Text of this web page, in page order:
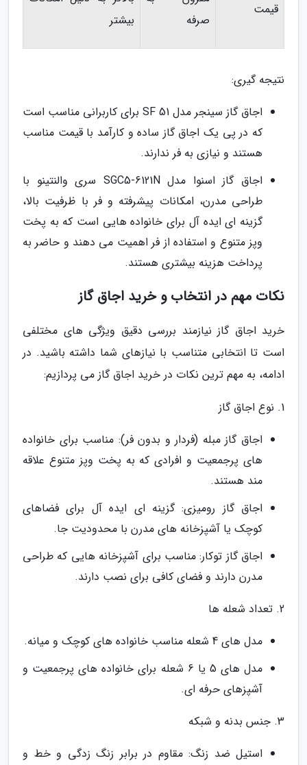
قیمت
صرفه
بیشتر
نتیجه گیری:
اجاق گاز سینجر مدل SF 51 برای کاربرانی مناسب است
که در پی یک اجاق گاز ساده و کارآمد با قیمت مناسب
هستند و نیازی به فر ندارند.
اجاق گاز اسنوا مدل SGC5-6121N سری والنتینو با
طراحی مدرن، امکانات پیشرفته و فر با ظرفیت بالا،
گزینه ای ایده آل برای خانواده هایی است که به پخت
وپز متنوع و استفاده از فر اهمیت می دهند و حاضر به
پرداخت هزینه بیشتری هستند.
نکات مهم در انتخاب و خرید اجاق گاز
خرید اجاق گاز نیازمند بررسی دقیق ویژگی های مختلفی
است تا انتخابی متناسب با نیازهای شما داشته باشید. در
ادامه، به مهم ترین نکات در خرید اجاق گاز می پردازیم:
1. نوع اجاق گاز
اجاق گاز مبله (فردار و بدون فر): مناسب برای خانواده
های پرجمعیت و افرادی که به پخت وپز متنوع علاقه
مند هستند.
اجاق گاز رومیزی: گزینه ای ایده آل برای فضاهای
کوچک یا آشپزخانه های مدرن با محدودیت جا.
اجاق گاز توکار: مناسب برای آشپزخانه هایی که طراحی
مدرن دارند و فضای کافی برای نصب دارند.
2. تعداد شعله ها
مدل های 4 شعله مناسب خانواده های کوچک و میانه.
مدل های 5 یا 6 شعله برای خانواده های پرجمعیت و
آشپزهای حرفه ای.
3. جنس بدنه و شبکه
استیل ضد زنگ: مقاوم در برابر زنگ زدگی و خط و